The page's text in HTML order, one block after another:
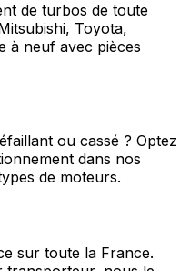
de turbos de toute
Toyota,
à neuf avec pièces
ou cassé ? Optez
dans nos
de moteurs.
sur toute la France.